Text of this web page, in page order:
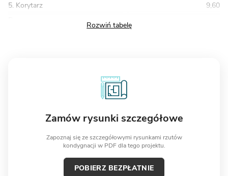
5. Korytarz
9,60
Zamów rysunki szczegółowe
Zapoznaj się ze szczegółowymi rysunkami rzutów
kondygnacji w PDF dla tego projektu.
POBIERZ BEZPŁATNIE